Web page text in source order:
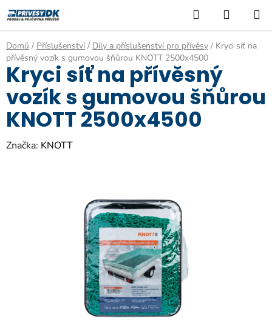
na
obsah
Hledat
KOŠÍK
Domů / Příslušenství / Díly a příslušenství pro přívěsy / Kryci síť na
přívěsný vozík s gumovou šňůrou KNOTT 2500x4500
Kryci síť na přívěsný
vozík s gumovou šňůrou
KNOTT 2500x4500
Značka: KNOTT